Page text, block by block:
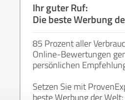
Ihr guter Ruf:
Die beste Werbung
85 Prozent aller
Online-Bewertungen
persönlichen
Setzen Sie mit
beste Werbung der